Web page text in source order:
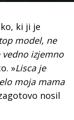
ki ji je
model, ne
vedno izjemno
»Lisca je
moja mama
nosil